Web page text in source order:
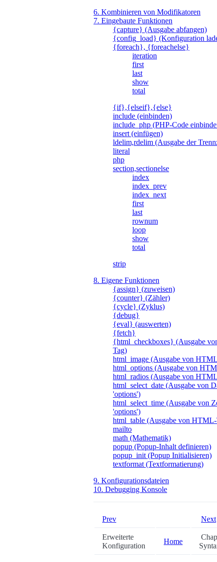
6. Kombinieren von Modifikatoren
7. Eingebaute Funktionen
{capture} (Ausgabe abfangen)
{config_load} (Konfiguration
{foreach}, {foreachelse}
iteration
first
last
show
total
{if},{elseif},{else}
include (einbinden)
include_php (PHP-Code
insert (einfügen)
ldelim,rdelim (Ausgabe der
literal
php
section,sectionelse
index
index_prev
index_next
first
last
rownum
loop
show
total
strip
8. Eigene Funktionen
{assign} (zuweisen)
{counter} (Zähler)
{cycle} (Zyklus)
{debug}
{eval} (auswerten)
{fetch}
{html_checkboxes} (Ausgabe
Tag)
html_image (Ausgabe von
html_options (Ausgabe von
html_radios (Ausgabe von
html_select_date (Ausgabe von
'options')
html_select_time (Ausgabe von
'options')
html_table (Ausgabe von
mailto
math (Mathematik)
popup (Popup-Inhalt definieren)
popup_init (Popup Initialisieren)
textformat (Textformatierung)
9. Konfigurationsdateien
10. Debugging Konsole
Prev Next
Erweiterte
Konfiguration
Home